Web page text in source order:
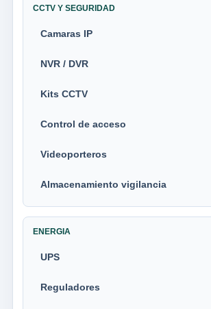
CCTV Y SEGURIDAD
Camaras IP
NVR / DVR
Kits CCTV
Control de acceso
Videoporteros
Almacenamiento vigilancia
ENERGIA
UPS
Reguladores